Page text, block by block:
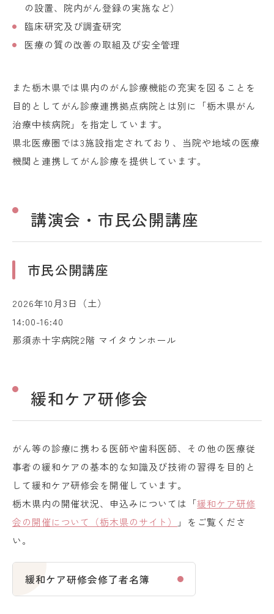
の設置、院内がん登録の実施など）
臨床研究及び調査研究
医療の質の改善の取組及び安全管理
また栃木県では県内のがん診療機能の充実を図ることを
目的としてがん診療連携拠点病院とは別に「栃木県がん
治療中核病院」を指定しています。
県北医療圏では3施設指定されており、当院や地域の医療
機関と連携してがん診療を提供しています。
講演会・市民公開講座
市民公開講座
2026年10月3日（土）
14:00-16:40
那須赤十字病院2階 マイタウンホール
緩和ケア研修会
がん等の診療に携わる医師や歯科医師、その他の医療従
事者の緩和ケアの基本的な知識及び技術の習得を目的と
して緩和ケア研修会を開催しています。
栃木県内の開催状況、申込みについては「緩和ケア研修
会の開催について（栃木県のサイト）
」をご覧くださ
い。
緩和ケア研修会修了者名簿